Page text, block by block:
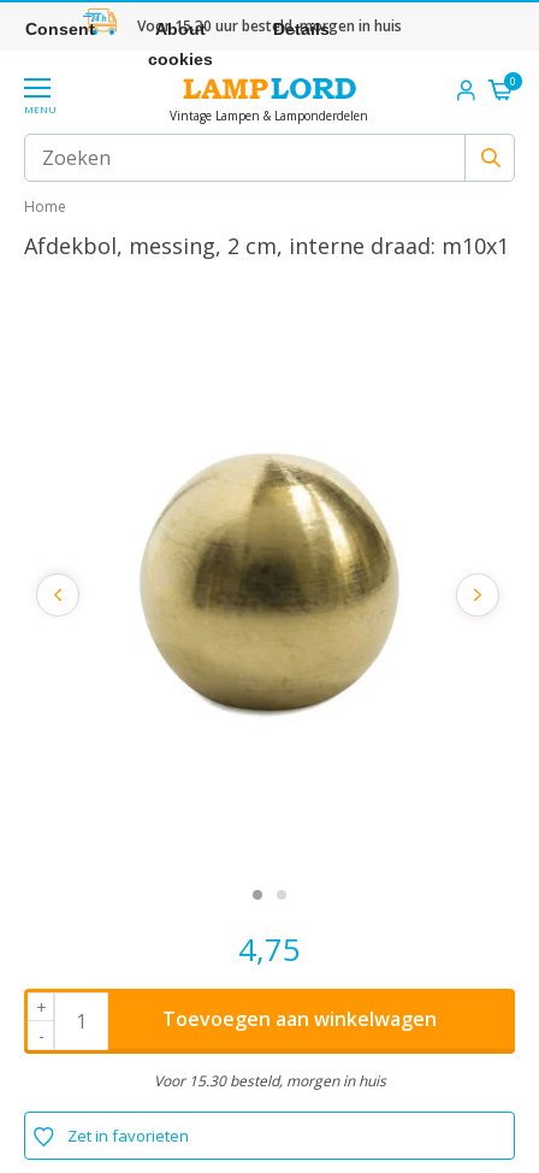
Voor 15.30 uur besteld, morgen in huis
MENU Vintage Lampen & Lamponderdelen
0
Home
Afdekbol, messing, 2 cm, interne draad: m10x1
4,75
+
-
Toevoegen aan winkelwagen
Voor 15.30 besteld, morgen in huis
Zet in favorieten
Consent
About
cookies
Details